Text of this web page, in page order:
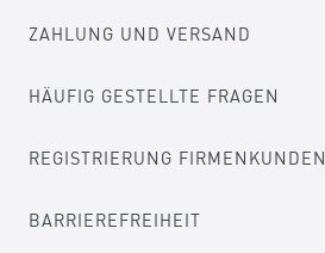
ZAHLUNG UND VERSAND
HÄUFIG GESTELLTE FRAGEN
REGISTRIERUNG FIRMENKUNDEN
BARRIEREFREIHEIT